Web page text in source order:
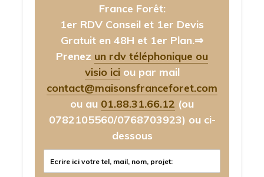
France Forêt:
1er RDV Conseil et 1er Devis
Gratuit en 48H et 1er Plan.⇒
Prenez un rdv téléphonique ou
visio iciou par mail
contact@maisonsfranceforet.com
ou au 01.88.31.66.12 (ou
0782105560/0768703923) ou ci-
dessous